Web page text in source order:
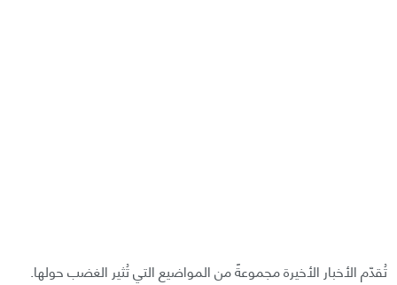
تُقدّم الأخبار الأخيرة مجموعةً من المواضيع التي تُثير الغضب حولها.